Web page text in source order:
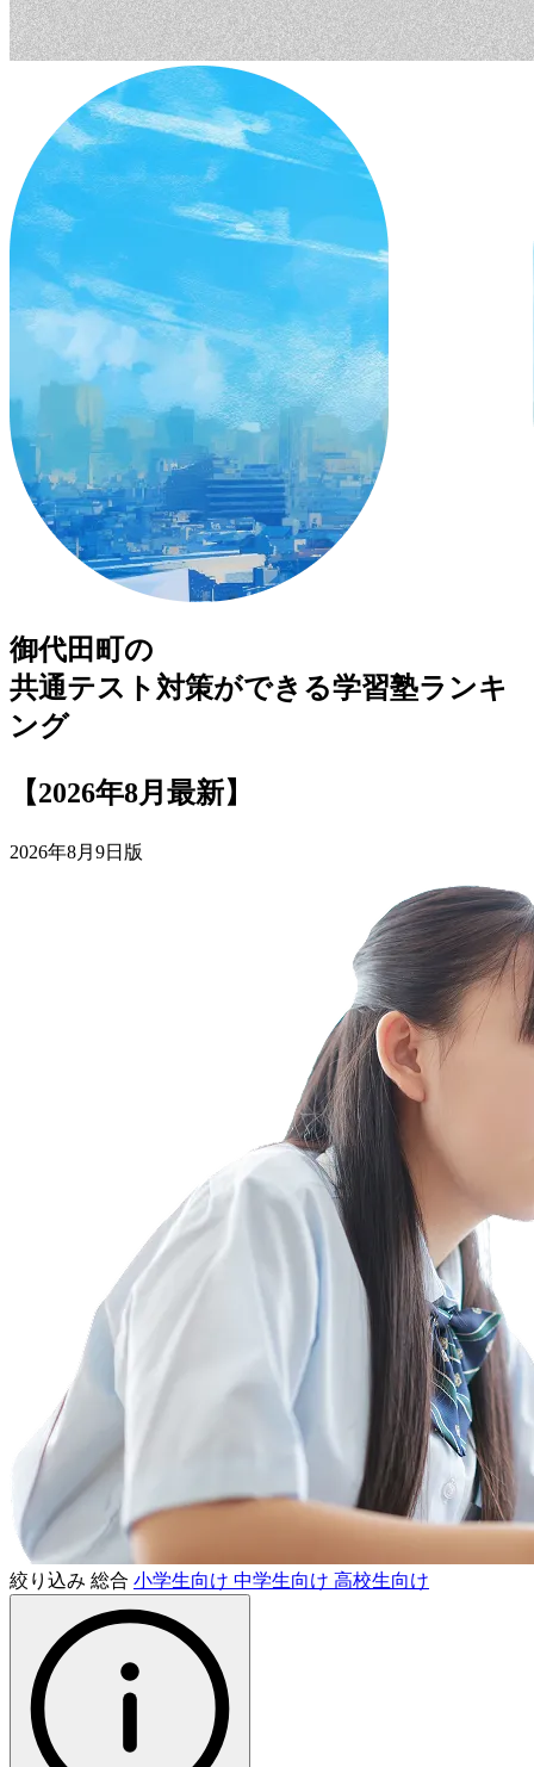
御代田町 の
共通テスト対策ができる学習塾ランキ
ング
【2026年8月最新】
2026年8月9日版
絞り込み 総合 小学生向け 中学生向け 高校生向け